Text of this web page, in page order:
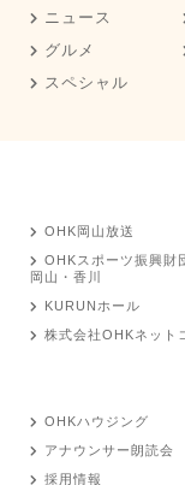
ニュース
グルメ
スペシャル
OHK岡山放送
OHKスポーツ振興財
岡山・香川
KURUNホール
株式会社OHKネット
OHKハウジング
アナウンサー朗読会
採用情報